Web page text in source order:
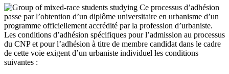
Ce processus d’adhésion
passe par l’obtention d’un diplôme universitaire en urbanisme d’un
programme officiellement accrédité par la profession d’urbaniste.
Les conditions d’adhésion spécifiques pour l’admission au processus
du CNP et pour l’adhésion à titre de membre candidat dans le cadre
de cette voie exigent d’un urbaniste individuel les conditions
suivantes :